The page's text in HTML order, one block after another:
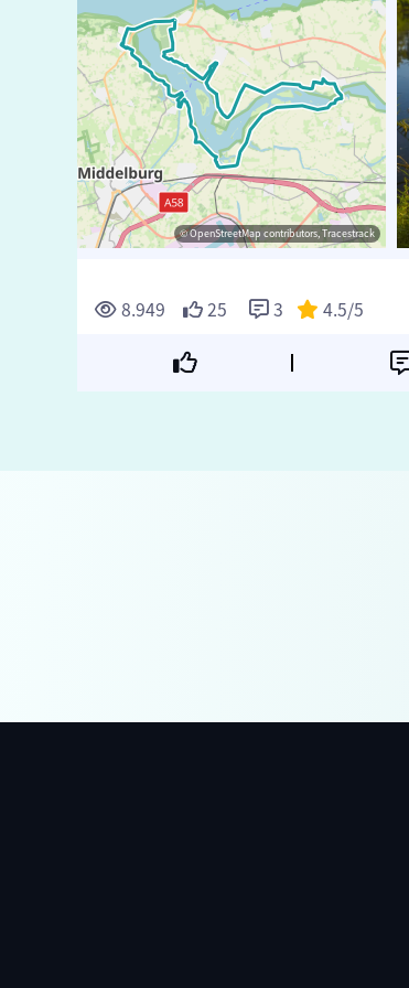
© OpenStreetMap contributors, Tracestrack
8.949 25 3 4.5/5
© TasfotoNL © OpenStreetMap contributors, Tracestrack